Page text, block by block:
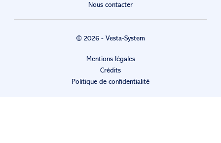
Nous contacter
© 2026 - Vesta-System
Mentions légales
Crédits
Politique de confidentialité